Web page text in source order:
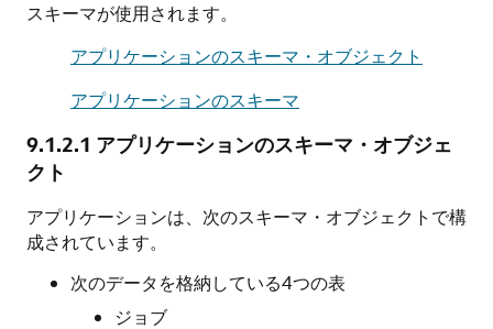
スキーマが使用されます。
アプリケーションのスキーマ・オブジェクト
アプリケーションのスキーマ
9.1.2.1 アプリケーションのスキーマ・オブジェ
クト
アプリケーションは、次のスキーマ・オブジェクトで構
成されています。
次のデータを格納している4つの表
ジョブ